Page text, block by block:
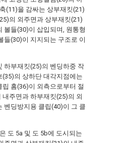
(11)을 감싸는 상부재킷(21)
의 외주면과 상부재킷(21)
볼들(30)이 삽입되며, 원통형
들(30)이 지지되는 구조로 이
하부재킷(25)의 벤딩하중 작
의 상하단 대각지점에는
홈(36)이 외측으로부터 절
주면과 하부재킷(25)의 외
벤딩방지용 클립(40)이 그 클
도 5a 및 도 5b에 도시되는